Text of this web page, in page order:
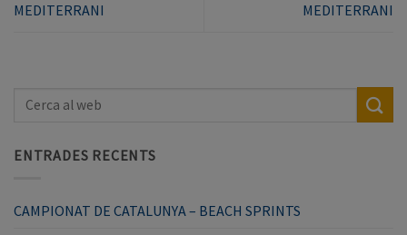
MEDITERRANI
MEDITERRANI
ENTRADES RECENTS
CAMPIONAT DE CATALUNYA – BEACH SPRINTS